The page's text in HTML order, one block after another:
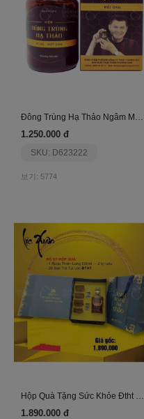
Đông Trùng Hạ Thảo Ngâm Mật Ong 350 Ml
1.250.000 đ
SKU: D623222
보기: 5774
Hộp Quà Tặng Sức Khỏe Đtht Phương Nam- Giftset 2
1.890.000 đ